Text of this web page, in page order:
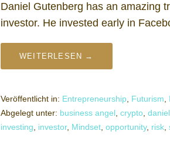
Daniel Gutenberg has an amazing
investor. He invested early in
WEITERLESEN →
Veröffentlicht in: Entrepreneurship Futurism
Abgelegt unter: business angel crypto
investing
investor, Mindset opportunity, risk